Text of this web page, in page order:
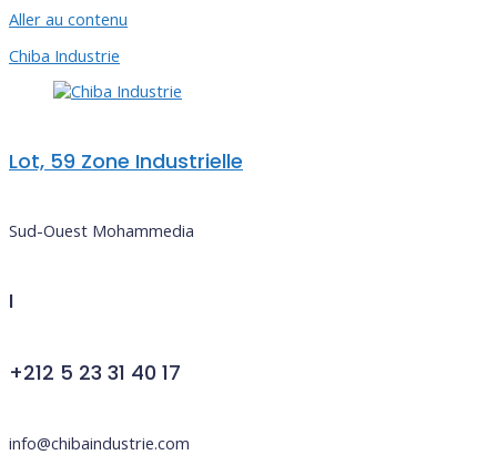
Aller au contenu
Chiba Industrie
Lot, 59 Zone Industrielle
Sud-Ouest Mohammedia
I
+212 5 23 31 40 17
info@chibaindustrie.com